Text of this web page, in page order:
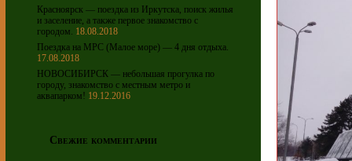
Красноярск — поездка из Иркутска, поиск жилья
и заселение, а также первое знакомство с
городом. 18.08.2018
Поездка на МРС (Малое море) — 4 дня отдыха.
17.08.2018
НОВОСИБИРСК — небольшая прогулка по
городу, знакомство с местным метро и
аквапарком! 19.12.2016
Свежие комментарии